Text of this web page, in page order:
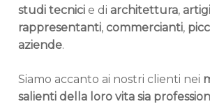
studi tecnicie di architettura,
rappresentanti, commercianti,
aziende.
Siamo accanto ai nostri clienti nei
salienti della loro vita sia